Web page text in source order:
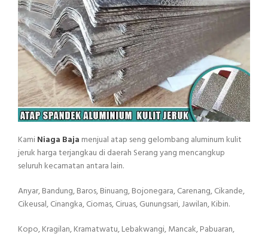
KamiNiaga Baja menjual atap seng gelombang aluminum kulit
jeruk harga terjangkau di daerah Serang yang mencangkup
seluruh kecamatan antara lain.
Anyar, Bandung, Baros, Binuang, Bojonegara, Carenang, Cikande,
Cikeusal, Cinangka, Ciomas, Ciruas, Gunungsari, Jawilan, Kibin.
Kopo, Kragilan, Kramatwatu, Lebakwangi, Mancak, Pabuaran,